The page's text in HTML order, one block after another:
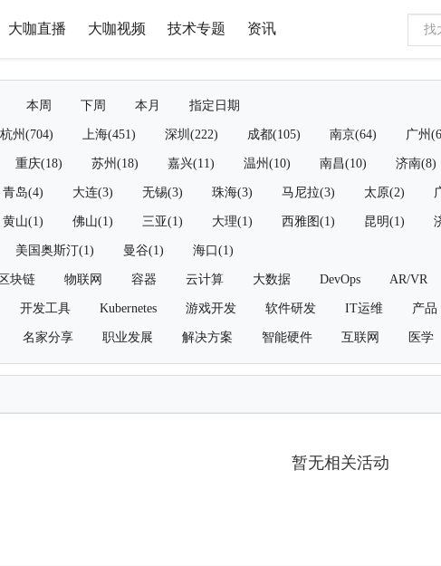
大咖直播 大咖视频 技术专题 资讯
本周 下周 本月 指定日期
杭州(704) 上海(451) 深圳(222) 成都(105) 南京(64) 广州
重庆(18) 苏州(18) 嘉兴(11) 温州(10) 南昌(10) 济南(8)
青岛(4) 大连(3) 无锡(3) 珠海(3) 马尼拉(3) 太原(2)
黄山(1) 佛山(1) 三亚(1) 大理(1) 西雅图(1) 昆明(1)
美国奥斯汀(1) 曼谷(1) 海口(1)
区块链 物联网 容器 云计算 大数据 DevOps AR/VR
开发工具 Kubernetes 游戏开发 软件研发 IT运维 产品
名家分享 职业发展 解决方案 智能硬件 互联网 医学
暂无相关活动